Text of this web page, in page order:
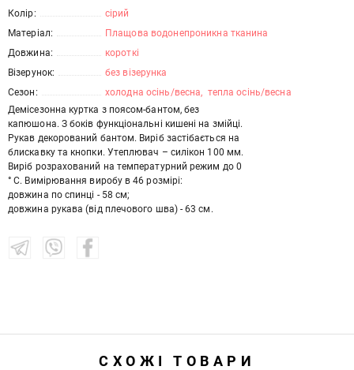
Колір:
сірий
Матеріал:
Плащова водонепроникна тканина
Довжина:
короткі
Візерунок:
без візерунка
Сезон:
холодна осінь/весна, тепла осінь/весна
Демісезонна куртка з поясом-бантом, без
капюшона. З боків функціональні кишені на змійці.
Рукав декорований бантом. Виріб застібається на
блискавку та кнопки. Утеплювач – силікон 100 мм.
Виріб розрахований на температурний режим до 0
° С. Вимірювання виробу в 46 розмірі:
довжина по спинці - 58 см;
довжина рукава (від плечового шва) - 63 см.
СХОЖІ ТОВАРИ